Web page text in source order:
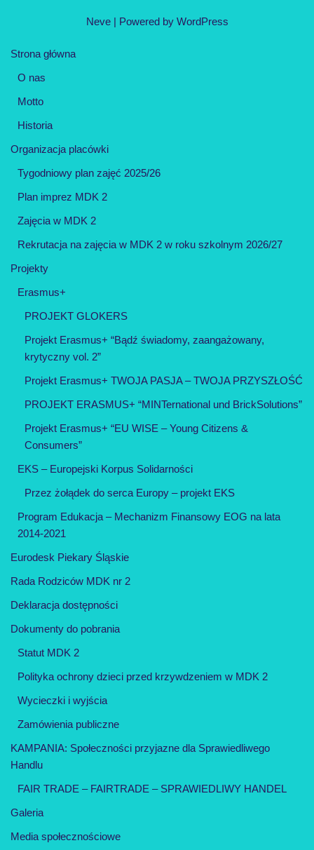
Neve| Powered by WordPress
Strona główna
O nas
Motto
Historia
Organizacja placówki
Tygodniowy plan zajęć 2025/26
Plan imprez MDK 2
Zajęcia w MDK 2
Rekrutacja na zajęcia w MDK 2 w roku szkolnym 2026/27
Projekty
Erasmus+
PROJEKT GLOKERS
Projekt Erasmus+ “Bądź świadomy, zaangażowany,
krytyczny vol. 2”
Projekt Erasmus+ TWOJA PASJA – TWOJA PRZYSZŁOŚĆ
PROJEKT ERASMUS+ “MINTernational und BrickSolutions”
Projekt Erasmus+ “EU WISE – Young Citizens &
Consumers”
EKS – Europejski Korpus Solidarności
Przez żołądek do serca Europy – projekt EKS
Program Edukacja – Mechanizm Finansowy EOG na lata
2014-2021
Eurodesk Piekary Śląskie
Rada Rodziców MDK nr 2
Deklaracja dostępności
Dokumenty do pobrania
Statut MDK 2
Polityka ochrony dzieci przed krzywdzeniem w MDK 2
Wycieczki i wyjścia
Zamówienia publiczne
KAMPANIA: Społeczności przyjazne dla Sprawiedliwego
Handlu
FAIR TRADE – FAIRTRADE – SPRAWIEDLIWY HANDEL
Galeria
Media społecznościowe